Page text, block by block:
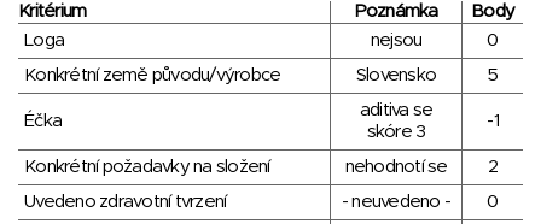
Kritérium Poznámka
Body
Loga
nejsou
0
Konkrétní země původu/výrobce
Slovensko 5
Éčka
aditiva se
skóre 3
-1
Konkrétní požadavky na složení nehodnotí se
2
Uvedeno zdravotní tvrzení
- neuvedeno -
0